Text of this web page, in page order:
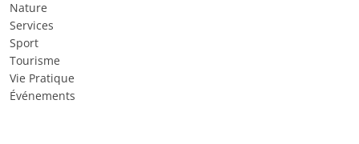
Nature
Services
Sport
Tourisme
Vie Pratique
Événements